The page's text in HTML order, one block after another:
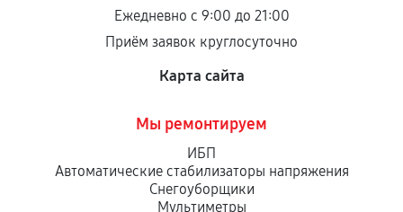
Ежедневно с 9:00 до 21:00
Приём заявок круглосуточно
Карта сайта
Мы ремонтируем
ИБП
Автоматические стабилизаторы напряжения
Снегоуборщики
Мультиметры